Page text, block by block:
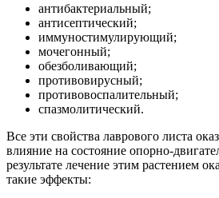
антибактериальный;
антисептический;
иммуностимулирующий;
мочегонный;
обезболивающий;
противовирусный;
противовоспалительный;
спазмолитический.
Все эти свойства лаврового листа
влияние на состояние опорно-
результате лечение этим растением
такие эффекты: